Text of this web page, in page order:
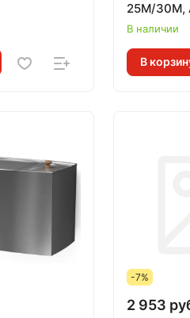
25М/30М,
24М/25М
В наличии
В
-7%
2 953